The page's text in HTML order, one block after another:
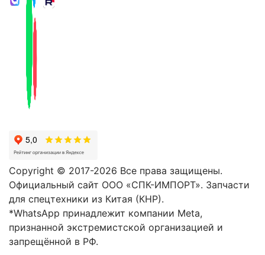
Copyright © 2017-2026 Все права защищены.
Официальный сайт ООО «СПК-ИМПОРТ». Запчасти
для спецтехники из Китая (КНР).
*WhatsApp принадлежит компании Meta,
признанной экстремистской организацией и
запрещённой в РФ.